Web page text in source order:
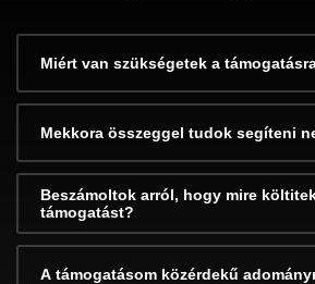
Miért van szükségetek a
Mekkora összeggel tudok segíteni
Beszámoltok arról, hogy mire
támogatást?
A támogatásom közérdekű